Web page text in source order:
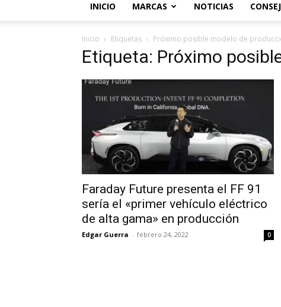
INICIO MARCAS NOTICIAS
Inicio Etiquetas Próximo posible modelo de
Etiqueta: Próximo
Faraday Future presenta el FF 91
sería el «primer vehículo eléctrico
de alta gama» en producción
Edgar Guerra - febrero 24, 2022 0